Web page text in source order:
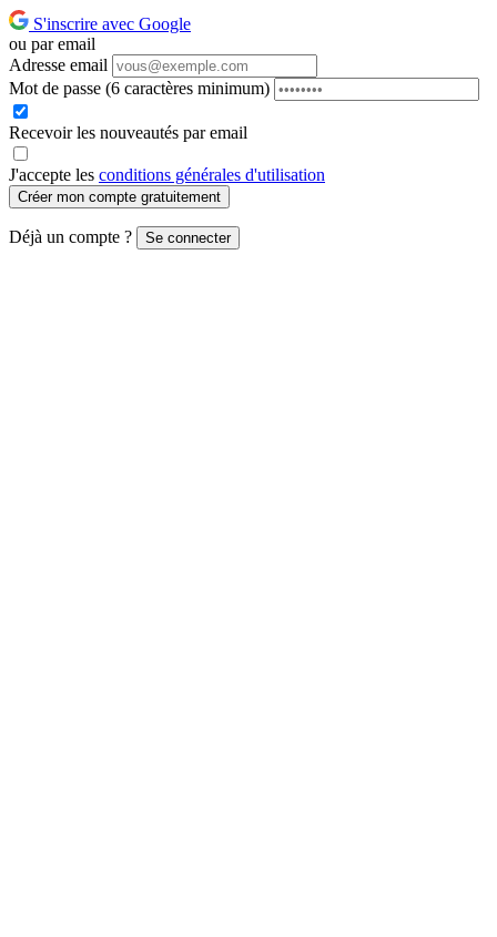
S'inscrire avec Google
ou par email
Adresse email
Mot de passe (6 caractères minimum)
Recevoir les nouveautés par email
J'accepte les conditions générales d'utilisation
Créer mon compte gratuitement
Déjà un compte ? Se connecter